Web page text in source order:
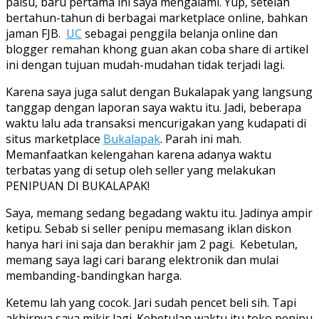
bertahun-tahun di berbagai marketplace online, bahkan
jaman FJB. UC sebagai penggila belanja online dan
blogger remahan khong guan akan coba share di artikel
ini dengan tujuan mudah-mudahan tidak terjadi lagi.
Karena saya juga salut dengan Bukalapak yang langsung
tanggap dengan laporan saya waktu itu. Jadi, beberapa
waktu lalu ada transaksi mencurigakan yang kudapati di
situs marketplace Bukalapak. Parah ini mah.
Memanfaatkan kelengahan karena adanya waktu
terbatas yang di setup oleh seller yang melakukan
PENIPUAN DI BUKALAPAK!
Saya, memang sedang begadang waktu itu. Jadinya ampir
ketipu. Sebab si seller penipu memasang iklan diskon
hanya hari ini saja dan berakhir jam 2 pagi. Kebetulan,
memang saya lagi cari barang elektronik dan mulai
membanding-bandingkan harga.
Ketemu lah yang cocok. Jari sudah pencet beli sih. Tapi